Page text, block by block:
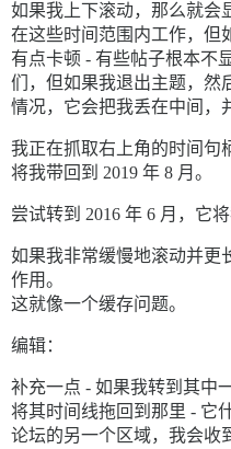
如果我上下滚动，那么就会
在这些时间范围内工作，但
有点卡顿 - 有些帖子根本不
们，但如果我退出主题，然
情况，它会把我丢在中间，
我正在抓取右上角的时间句
将我带回到 2019 年 8 月。
尝试转到 2016 年 6 月，它将
如果我非常缓慢地滚动并更
作用。
这就像一个缓存问题。
编辑：
补充一点 - 如果我转到其中
将其时间线拖回到那里 - 它
论坛的另一个区域，我会收